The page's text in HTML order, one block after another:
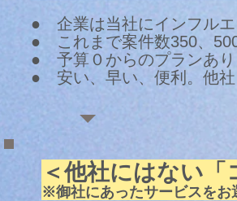
● 企業は当社にインフルエ
● これまで案件数350、
● 予算０からのプランあり
● 安い、早い、便利。他社
＜他社にはない
※御社にあったサービスをお